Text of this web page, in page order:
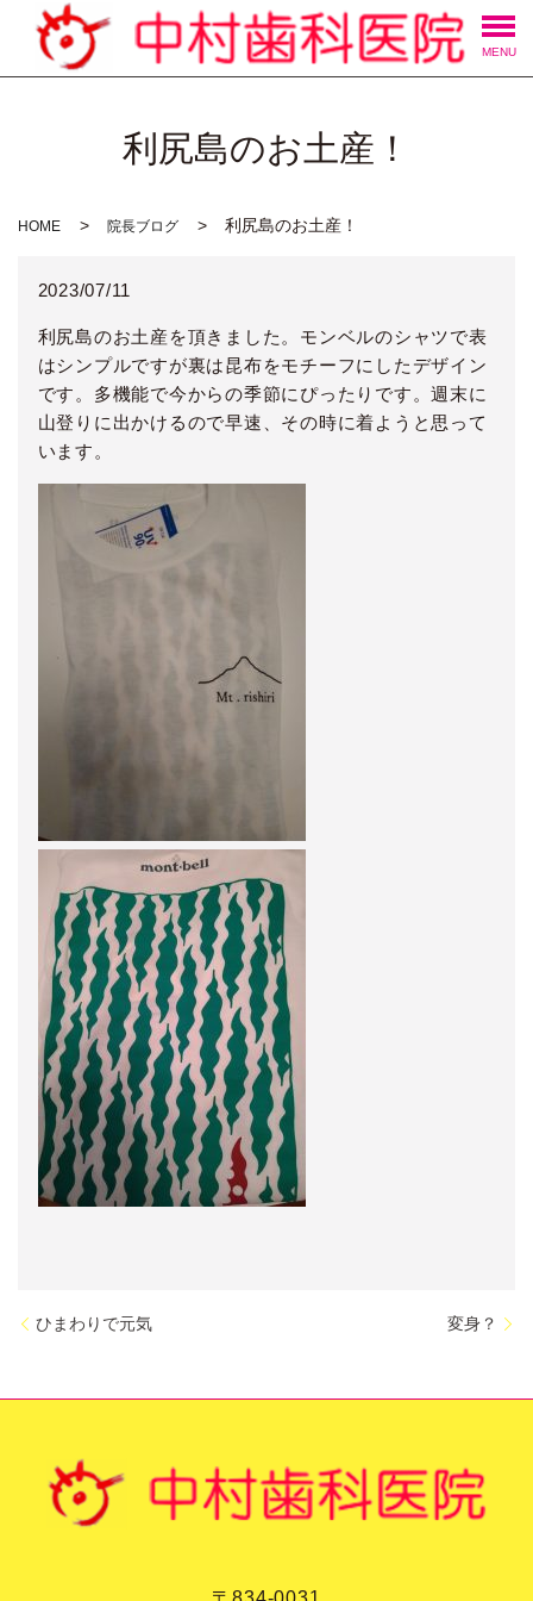
MENU
利尻島のお土産！
HOME 院長ブログ 利尻島のお土産！
2023/07/11
利尻島のお土産を頂きました。モンベルのシャツで表
はシンプルですが裏は昆布をモチーフにしたデザイン
です。多機能で今からの季節にぴったりです。週末に
山登りに出かけるので早速、その時に着ようと思って
います。
ひまわりで元気 変身？